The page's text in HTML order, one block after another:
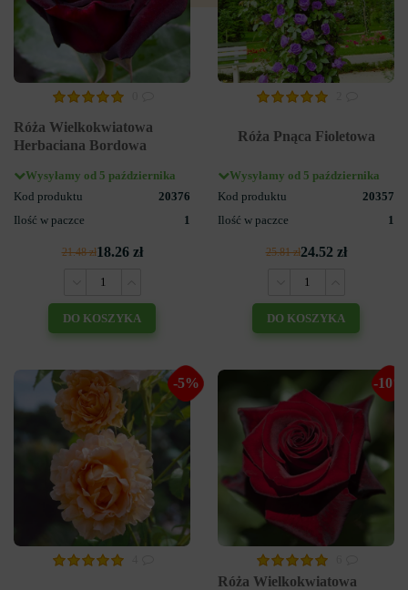
Róża Wielkokwiatowa
Herbaciana Bordowa
Wysyłamy od 5 października
Kod produktu
20376
Ilość w paczce
1
21.48 zł18.26 zł
DO KOSZYKA
Róża Pnąca Fioletowa
Wysyłamy od 5 października
Kod produktu
20357
Ilość w paczce
1
25.81 zł24.52 zł
DO KOSZYKA
-5% -10%
Róża Wielkokwiatowa